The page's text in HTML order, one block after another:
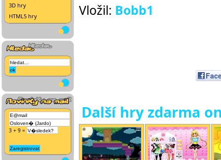
3D hry
HTML5 hry
3 + 9 =
Vložil: Bobb1
Další hry zdarma